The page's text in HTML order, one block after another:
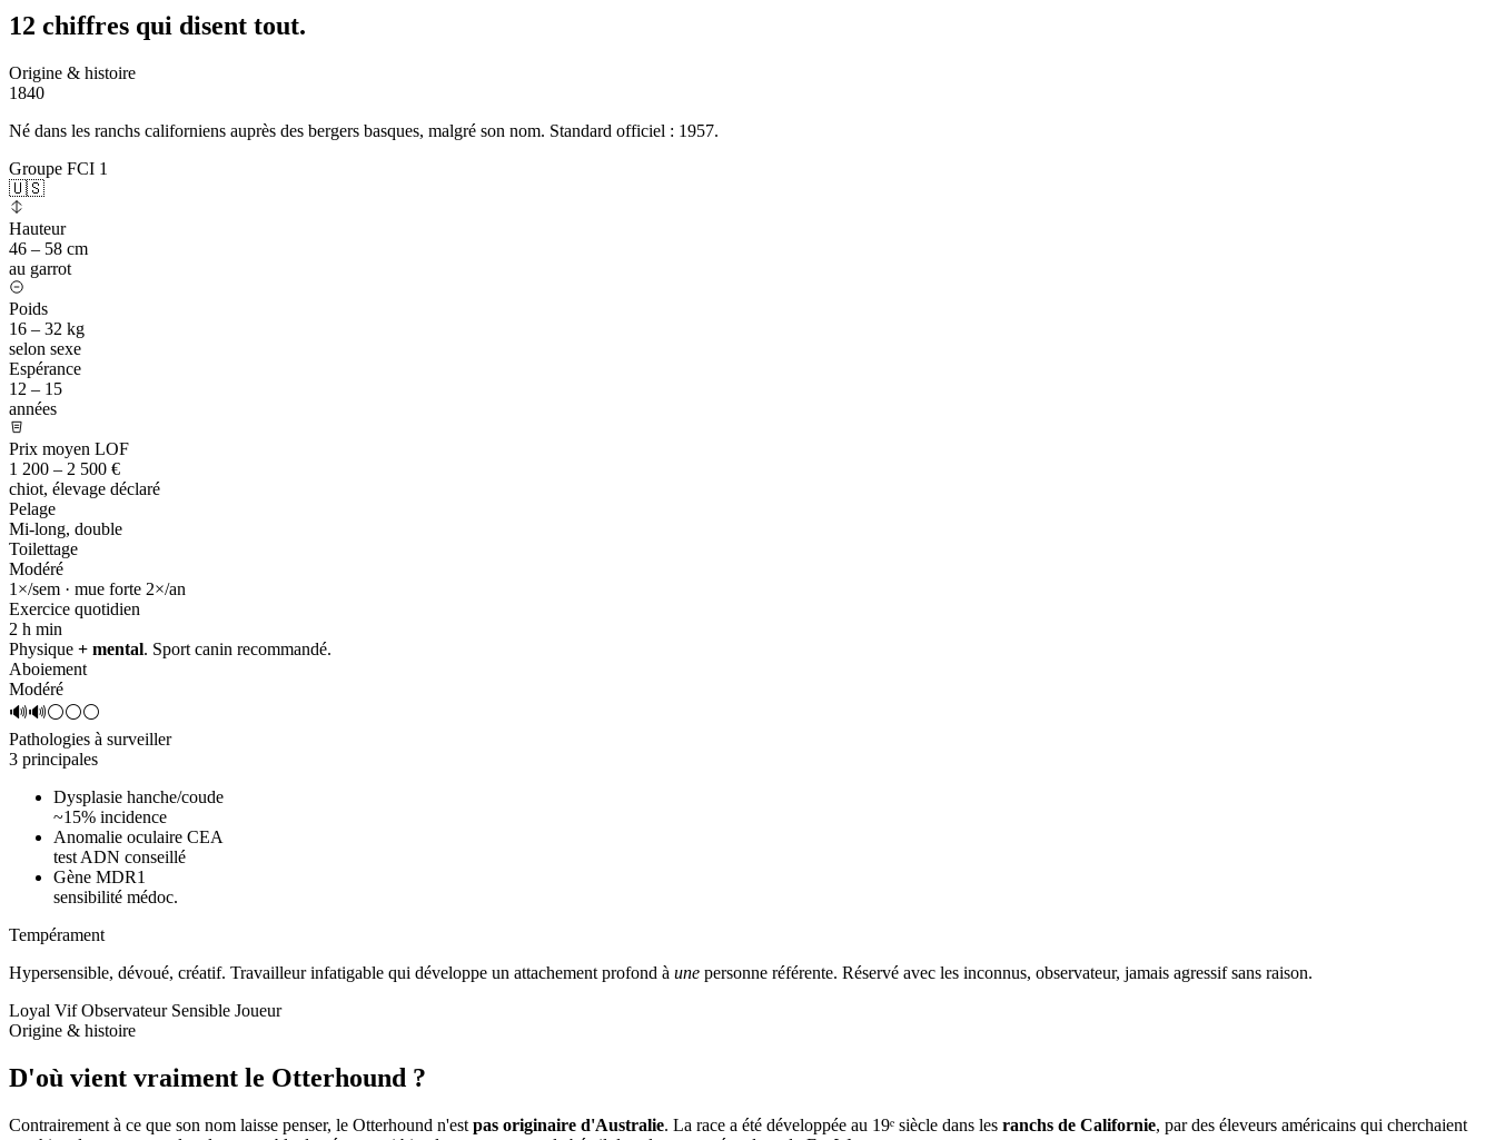
12 chiffres qui disent tout.
Origine & histoire
1840
Né dans les ranchs californiens auprès des bergers basques, malgré son nom. Standard officiel : 1957.
Groupe FCI 1
🇺🇸
Hauteur
46 – 58 cm
au garrot
Poids
16 – 32 kg
selon sexe
Espérance
12 – 15
années
Prix moyen LOF
1 200 – 2 500 €
chiot, élevage déclaré
Pelage
Mi-long, double
Toilettage
Modéré
1×/sem · mue forte 2×/an
Exercice quotidien
2 h min
Physique + mental. Sport canin recommandé.
Aboiement
Modéré
🔊🔊⚪⚪⚪
Pathologies à surveiller
3 principales
Dysplasie hanche/coude
~15% incidence
Anomalie oculaire CEA
test ADN conseillé
Gène MDR1
sensibilité médoc.
Tempérament
Hypersensible, dévoué, créatif. Travailleur infatigable qui développe un attachement profond à une personne référente. Réservé avec les inconnus, observateur, jamais agressif sans raison.
Loyal Vif Observateur Sensible Joueur
Origine & histoire
D'où vient vraiment le Otterhound ?
Contrairement à ce que son nom laisse penser, le Otterhound n'est pas originaire d'Australie. La race a été développée au 19ᵉ siècle dans les ranchs de Californie, par des éleveurs américains qui cherchaient